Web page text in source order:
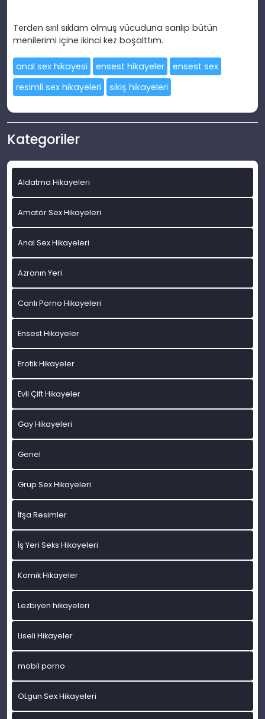
Terden sırıl sıklam olmuş vücuduna sarılıp bütün
menilerimi içine ikinci kez boşalttım.
anal sex hikayesi ensest hikayeler
ensest sex
resimli sex hikayeleri
sikiş hikayeleri
Kategoriler
Aldatma Hikayeleri
Amatör Sex Hikayeleri
Anal Sex Hikayeleri
Azranın Yeri
Canlı Porno Hikayeleri
Ensest Hikayeler
Erotik Hikayeler
Evli Çift Hikayeler
Gay Hikayeleri
Genel
Grup Sex Hikayeleri
İfşa Resimler
İş Yeri Seks Hikayeleri
Komik Hikayeler
Lezbiyen hikayeleri
Liseli Hikayeler
mobil porno
OLgun Sex Hikayeleri